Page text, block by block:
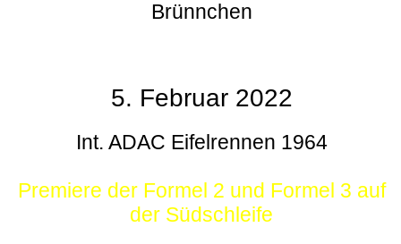
Brünnchen
5. Februar 2022
Int. ADAC Eifelrennen 1964
Premiere der Formel 2 und Formel 3 auf
der Südschleife